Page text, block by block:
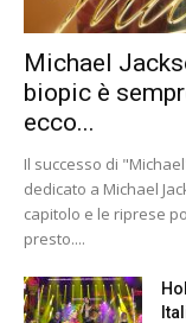
Michael
biopic è
ecco...
Il successo di
dedicato a Michael
capitolo e le riprese
presto....